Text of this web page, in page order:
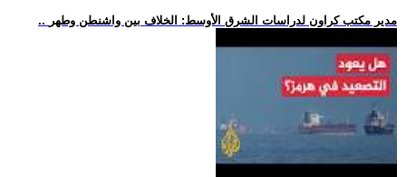
.. مدير مكتب كراون لدراسات الشرق الأوسط: الخلاف بين واشنطن وطهر